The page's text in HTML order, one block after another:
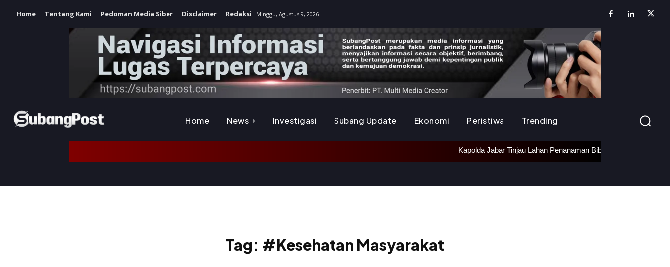
Home Tentang Kami Pedoman Media Siber Disclaimer Redaksi Minggu, Agustus 9, 2026
Home News Investigasi Subang Update Ekonomi Peristiwa Trending
Kapolda Jabar Tinjau Lahan Penanaman Bibit Bawang Putih di
Tag: #Kesehatan Masyarakat